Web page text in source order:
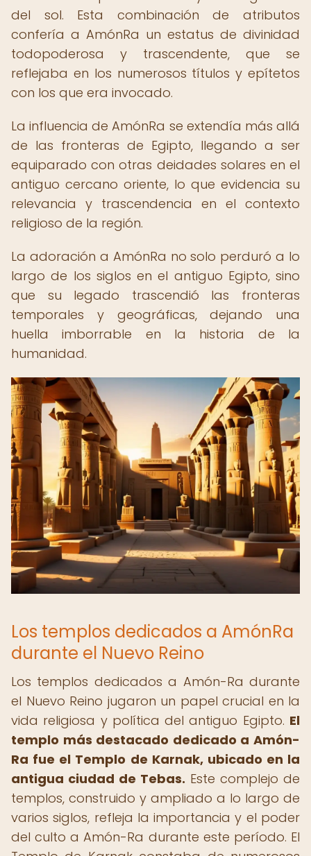
del sol. Esta combinación de atributos
confería a AmónRa un estatus de divinidad
todopoderosa y trascendente, que se
reflejaba en los numerosos títulos y epítetos
con los que era invocado.
La influencia de AmónRa se extendía más allá
de las fronteras de Egipto, llegando a ser
equiparado con otras deidades solares en el
antiguo cercano oriente, lo que evidencia su
relevancia y trascendencia en el contexto
religioso de la región.
La adoración a AmónRa no solo perduró a lo
largo de los siglos en el antiguo Egipto, sino
que su legado trascendió las fronteras
temporales y geográficas, dejando una
huella imborrable en la historia de la
humanidad.
Los templos dedicados a AmónRa
durante el Nuevo Reino
Los templos dedicados a Amón-Ra durante
el Nuevo Reino jugaron un papel crucial en la
vida religiosa y política del antiguo Egipto. El
templo más destacado dedicado a Amón-
Ra fue el Templo de Karnak, ubicado en la
antigua ciudad de Tebas. Este complejo de
templos, construido y ampliado a lo largo de
varios siglos, refleja la importancia y el poder
del culto a Amón-Ra durante este período. El